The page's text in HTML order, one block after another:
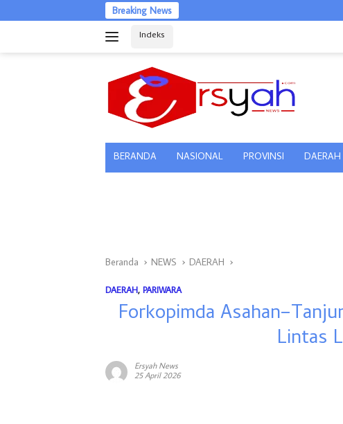
Breaking News
Indeks
BERANDA NASIONAL PROVINSI DAERAH
Beranda NEWS DAERAH
DAERAH, PARIWARA
Forkopimda
Lintas
Ersyah News
25 April 2026